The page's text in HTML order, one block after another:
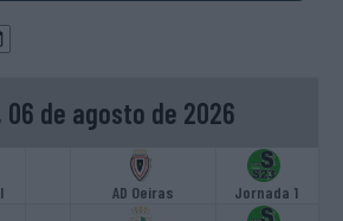
de agosto de 2026
AD Oeiras
Jornada 1